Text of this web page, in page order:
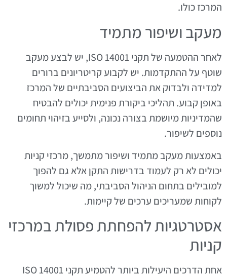
המרכז כולו.
מעקב ושיפור מתמיד
לאחר ההטמעה של תקני ISO 14001, יש לבצע מעקב
שוטף על ההתקדמות. יש לקבוע קריטריונים ברורים
למדידה ולבדוק את הביצועים הסביבתיים של המרכז
באופן קבוע. תהליכי ביקורת פנימית יכולים להבטיח
שהמדיניות מיושמת בצורה נכונה, ולסייע בזיהוי תחומים
נוספים לשיפור.
באמצעות מעקב מתמיד ושיפור מתמשך, מרכזי קניות
יכולים לא רק לעמוד בדרישות התקן אלא גם להפוך
למובילים בתחום הניהול הסביבתי, מה שיכול למשוך
לקוחות שמעריכים ערכים של קיימות.
אסטרטגיות להפחתת פסולת במרכזי
קניות
אחת הדרכים היעילות ביותר להטמיע תקני ISO 14001